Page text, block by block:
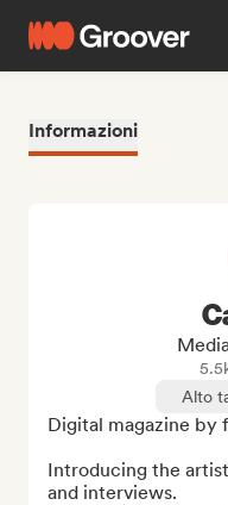
Informazioni
Alto
Digital magazine by
Introducing the
and interviews.